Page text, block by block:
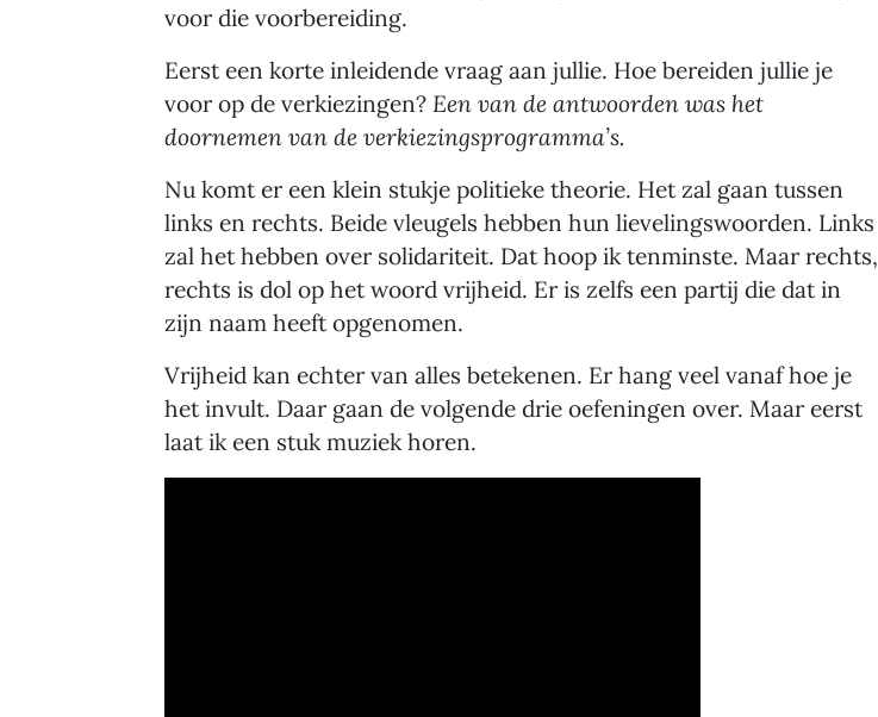
voor die voorbereiding.
Eerst een korte inleidende vraag aan jullie. Hoe bereiden jullie je
voor op de verkiezingen? Een van de antwoorden was het
doornemen van de verkiezingsprogramma’s.
Nu komt er een klein stukje politieke theorie. Het zal gaan tussen
links en rechts. Beide vleugels hebben hun lievelingswoorden. Links
zal het hebben over solidariteit. Dat hoop ik tenminste. Maar rechts,
rechts is dol op het woord vrijheid. Er is zelfs een partij die dat in
zijn naam heeft opgenomen.
Vrijheid kan echter van alles betekenen. Er hang veel vanaf hoe je
het invult. Daar gaan de volgende drie oefeningen over. Maar eerst
laat ik een stuk muziek horen.